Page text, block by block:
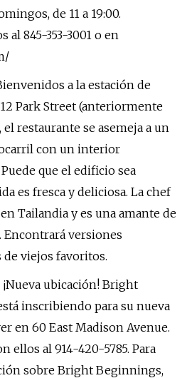
de 11 a 19:00.
al 845-353-3001 o en
a la estación de
Park Street (anteriormente
restaurante se asemeja a un
con un interior
que el edificio sea
es fresca y deliciosa. La chef
Tailandia y es una amante de
Encontrará versiones
viejos favoritos.
ubicación! Bright
inscribiendo para su nueva
en 60 East Madison Avenue.
ellos al 914-420-5785. Para
sobre Bright Beginnings,